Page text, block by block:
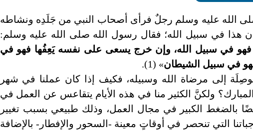
عليه وسلم رجلٌ فرأى أصحاب النبي من جَلَدِه ونشاطه
هذا في سبيل الله؛ فقال رسول الله صلى الله عليه وسلم:
في سبيل الله، وإن خرج يسعى على نفسه يَعِفُها فهو في
في سبيل الشيطان» (1).
إلى مرضاة الله وسبيله، فكيف إذا كان عملنا في شهر
ولكنَّ الكثير منا في هذه الأيام يتقاعس عن العمل في
بالضغط الكبير في مجال العمل، وذلك طبيعي بسبب تغيير
التي تنحصر في أوقاتٍ معينة -السحور والإفطار- بالإضافة